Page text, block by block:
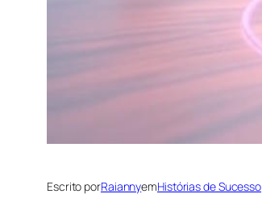
Escrito porRaiannyemHistórias de Sucesso